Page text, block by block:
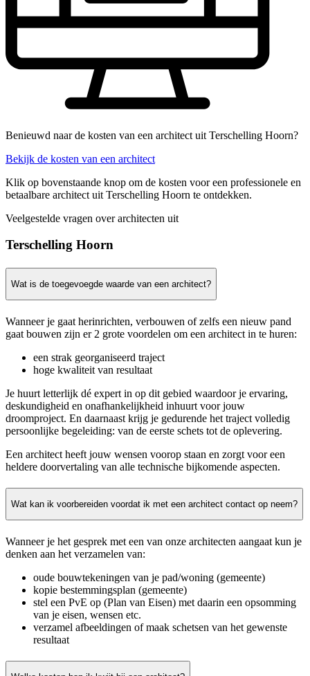
Benieuwd naar de kosten van een architect uit Terschelling Hoorn?
Bekijk de kosten van een architect
Klik op bovenstaande knop om de kosten voor een professionele en
betaalbare architect uit Terschelling Hoorn te ontdekken.
Veelgestelde vragen over architecten uit
Terschelling Hoorn
Wat is de toegevoegde waarde van een architect?
Wanneer je gaat herinrichten, verbouwen of zelfs een nieuw pand
gaat bouwen zijn er 2 grote voordelen om een architect in te huren:
een strak georganiseerd traject
hoge kwaliteit van resultaat
Je huurt letterlijk dé expert in op dit gebied waardoor je ervaring,
deskundigheid en onafhankelijkheid inhuurt voor jouw
droomproject. En daarnaast krijg je gedurende het traject volledig
persoonlijke begeleiding: van de eerste schets tot de oplevering.
Een architect heeft jouw wensen voorop staan en zorgt voor een
heldere doorvertaling van alle technische bijkomende aspecten.
Wat kan ik voorbereiden voordat ik met een architect contact op neem?
Wanneer je het gesprek met een van onze architecten aangaat kun je
denken aan het verzamelen van:
oude bouwtekeningen van je pad/woning (gemeente)
kopie bestemmingsplan (gemeente)
stel een PvE op (Plan van Eisen) met daarin een opsomming
van je eisen, wensen etc.
verzamel afbeeldingen of maak schetsen van het gewenste
resultaat